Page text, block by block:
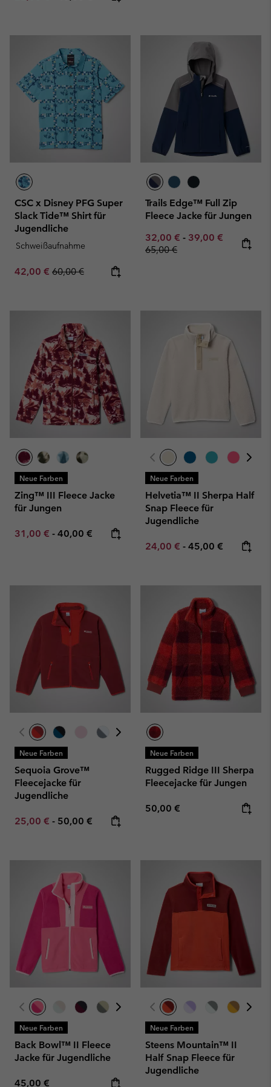
CSC x Disney PFG Super
Slack Tide™ Shirt für
Jugendliche
Schweißaufnahme
Sale price:
42,00 € Regular price:
60,00 €
Trails Edge™ Full Zip
Fleece Jacke für Jungen
Minimum sale price:
32,00 € - Maximum sale
39,00 € Regular
65,00 €
Neue Farben
Zing™ III Fleece Jacke
für Jungen
Minimum sale price:
31,00 € - Maximum price:
40,00 €
Neue Farben
Helvetia™ II Sherpa Half
Snap Fleece für
Jugendliche
Minimum sale price:
24,00 € - Maximum price:
45,00 €
Neue Farben
Sequoia Grove™
Fleecejacke für
Jugendliche
Minimum sale price:
25,00 € - Maximum price:
50,00 €
Neue Farben
Rugged Ridge III Sherpa
Fleecejacke für Jungen
Regular price:
50,00 €
Neue Farben
Back Bowl™ II Fleece
Jacke für Jugendliche
Regular price:
45,00 €
Neue Farben
Steens Mountain™ II
Half Snap Fleece für
Jugendliche